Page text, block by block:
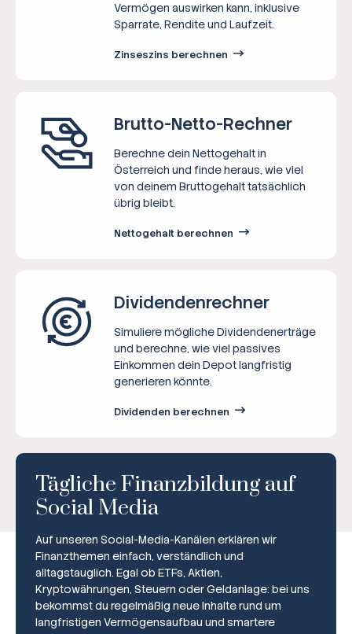
Broker-Vergleich
Vermögen auswirken kann, inklusive
Sparrate, Rendite und Laufzeit.
Zinseszins berechnen
Brutto-Netto-­Rechner
Berechne dein Nettogehalt in
Österreich und finde heraus, wie viel
von deinem Bruttogehalt tatsächlich
übrig bleibt.
Nettogehalt berechnen
Dividenden­rechner
Simuliere mögliche Dividendenerträge
und berechne, wie viel passives
Einkommen dein Depot langfristig
generieren könnte.
Dividenden berechnen
Tägliche Finanzbildung auf
Social Media
Auf unseren Social-Media-Kanälen erklären wir
Finanzthemen einfach, verständlich und
alltagstauglich. Egal ob ETFs, Aktien,
Kryptowährungen, Steuern oder Geldanlage: bei uns
bekommst du regelmäßig neue Inhalte rund um
langfristigen Vermögensaufbau und smartere